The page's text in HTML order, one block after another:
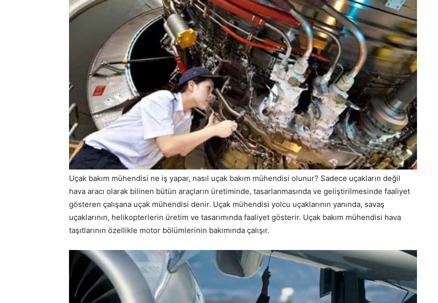
Uçak bakım mühendisi ne iş yapar, nasıl uçak bakım mühendisi olunur? Sadece uçakların değil
hava aracı olarak bilinen bütün araçların üretiminde, tasarlanmasında ve geliştirilmesinde faaliyet
gösteren çalışana uçak mühendisi denir. Uçak mühendisi yolcu uçaklarının yanında, savaş
uçaklarının, helikopterlerin üretim ve tasarımında faaliyet gösterir. Uçak bakım mühendisi hava
taşıtlarının özellikle motor bölümlerinin bakımında çalışır.